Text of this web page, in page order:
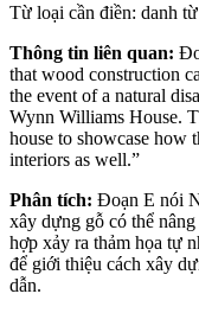
Từ loại cần điền: danh
Thông tin liên quan:
that wood construction
the event of a natural
Wynn Williams House.
house to showcase how
interiors as well.”
Phân tích: Đoạn E nói
xây dựng gỗ có thể
hợp xảy ra thảm họa tự
để giới thiệu cách xây
dẫn.